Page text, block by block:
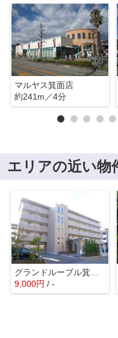
マルヤス箕面店
約241m／4分
エリアの近い物
グランドルーブル箕面駐車場
9,000円 / -